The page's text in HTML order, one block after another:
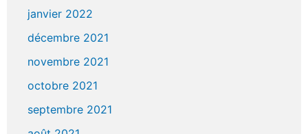
janvier 2022
décembre 2021
novembre 2021
octobre 2021
septembre 2021